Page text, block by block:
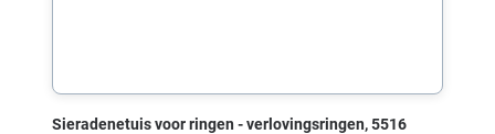
Sieradenetuis voor ringen - verlovingsringen, 5516